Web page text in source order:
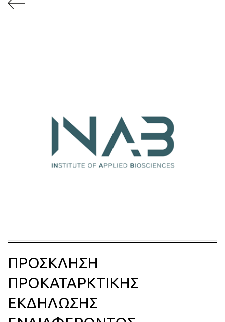
ΠΡΟΣΚΛΗΣΗ
ΠΡΟΚΑΤΑΡΚΤΙΚΗΣ
ΕΚΔΗΛΩΣΗΣ